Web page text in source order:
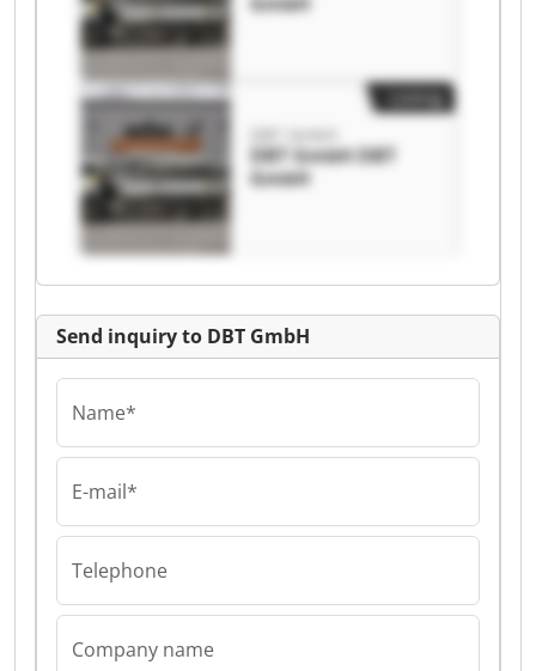
DBT GmbH DBT
GmbH
Send inquiry to DBT GmbH
Name*
E-mail*
Telephone
Company name